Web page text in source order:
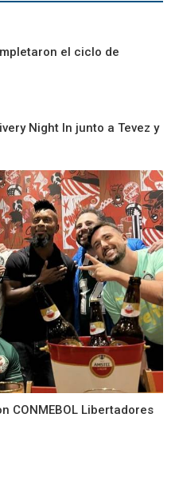
el ciclo de
Night In junto a Tevez y
CONMEBOL Libertadores